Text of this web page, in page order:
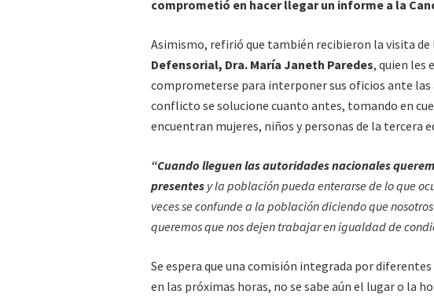
comprometió en hacer llegar un informe a la
Asimismo, refirió que también recibieron la visita de
Defensorial, Dra. María Janeth Paredes, quien les
comprometerse para interponer sus oficios ante las
conflicto se solucione cuanto antes, tomando en
encuentran mujeres, niños y personas de la tercera
“Cuando lleguen las autoridades nacionales
presentes y la población pueda enterarse de lo que
veces se confunde a la población diciendo que
queremos que nos dejen trabajar en igualdad de
Se espera que una comisión integrada por
en las próximas horas, no se sabe aún el lugar o la